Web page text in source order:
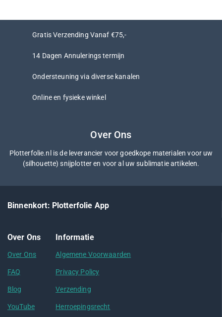
Gratis Verzending Vanaf €75,-
14 Dagen Annulerings termijn
Ondersteuning via diverse kanalen
Online en fysieke winkel
Over Ons
Plotterfolie.nl is de leverancier voor goedkope materialen voor uw
(silhouette) snijplotter en voor al uw sublimatie artikelen.
Binnenkort: Plotterfolie App
Over Ons
Over Ons
FAQ
Blog
YouTube
Informatie
Algemene Voorwaarden
Privacy Policy
Verzending
Herroepingsrecht